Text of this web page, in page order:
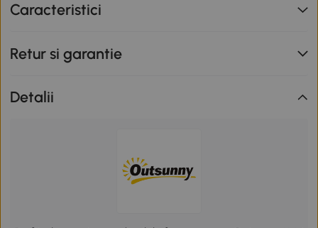
Caracteristici
Retur si garantie
Detalii